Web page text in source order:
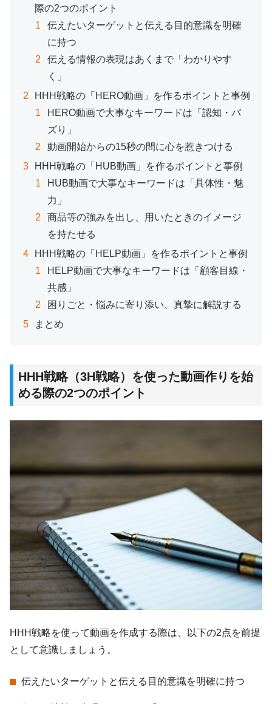
際の2つのポイント
伝えたいターゲットと伝える目的意識を明確
に持つ
伝える情報の表現はあくまで「わかりやす
く」
HHH戦略の「HERO動画」を作るポイントと事例
HERO動画で大事なキーワードは「認知・バ
ズり」
動画開始からの15秒の間に心を惹きつける
HHH戦略の「HUB動画」を作るポイントと事例
HUB動画で大事なキーワードは「具体性・魅
力」
商品等の強みを出し、用いたときのイメージ
を持たせる
HHH戦略の「HELP動画」を作るポイントと事例
HELP動画で大事なキーワードは「顧客目線・
共感」
困りごと・悩みに寄り添い、真摯に解説する
まとめ
HHH戦略（3H戦略）を使った動画作りを始
める際の2つのポイント
HHH戦略を使って動画を作成する際は、以下の2点を前提
として意識しましょう。
伝えたいターゲットと伝える目的意識を明確に持つ